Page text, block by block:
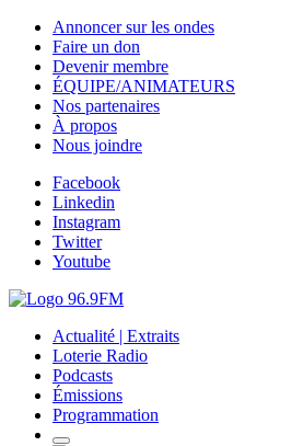
Annoncer sur les ondes
Faire un don
Devenir membre
ÉQUIPE/ANIMATEURS
Nos partenaires
À propos
Nous joindre
Facebook
Linkedin
Instagram
Twitter
Youtube
Actualité | Extraits
Loterie Radio
Podcasts
Émissions
Programmation